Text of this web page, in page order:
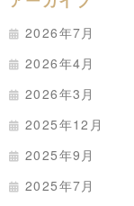
2026年7月
2026年4月
2026年3月
2025年12月
2025年9月
2025年7月